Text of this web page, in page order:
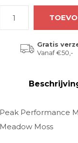
Gratis
Vanaf €50,-
Peak Performance
Meadow Moss